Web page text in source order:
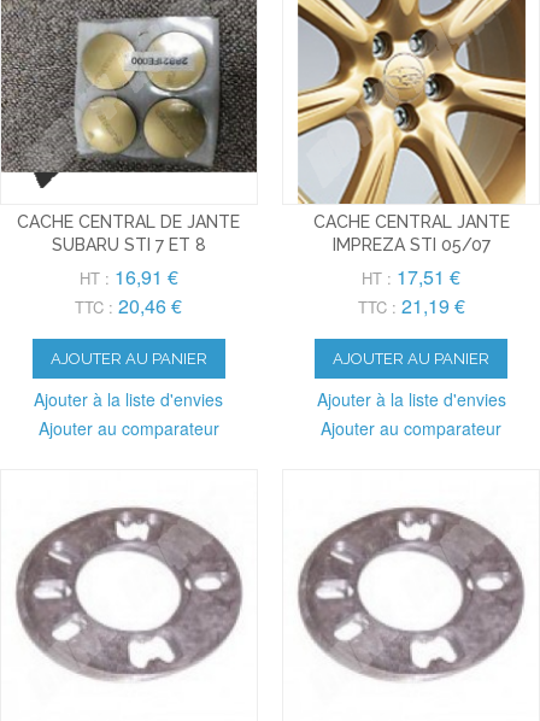
CACHE CENTRAL DE JANTE
SUBARU STI 7 ET 8
HT : 16,91 €
TTC : 20,46 €
AJOUTER AU PANIER
Ajouter à la liste d'envies
Ajouter au comparateur
CACHE CENTRAL JANTE
IMPREZA STI 05/07
HT : 17,51 €
TTC : 21,19 €
AJOUTER AU PANIER
Ajouter à la liste d'envies
Ajouter au comparateur